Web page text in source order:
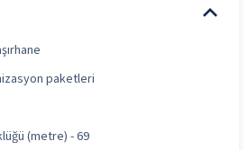
paketleri
(metre) - 69